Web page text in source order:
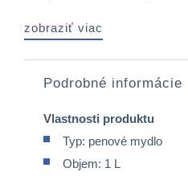
zobraziť viac
Podrobné informácie
Vlastnosti produktu
Typ: penové mydlo
Objem: 1 L